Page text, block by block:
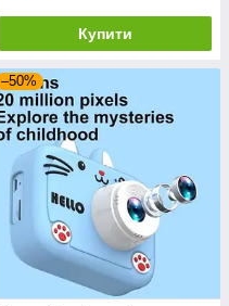
Купити
–50%